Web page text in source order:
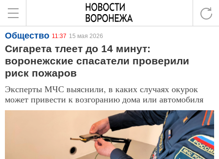
Общество 11:37 15 мая 2026
Сигарета тлеет до 14 минут:
воронежские спасатели проверили
риск пожаров
Эксперты МЧС выяснили, в каких случаях окурок
может привести к возгоранию дома или автомобиля